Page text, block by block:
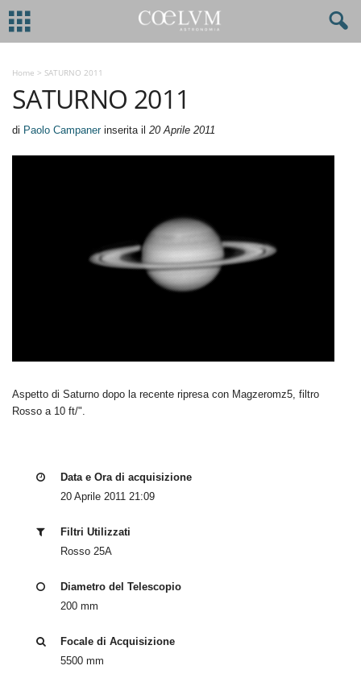
Home > SATURNO 2011
SATURNO 2011
di Paolo Campanerinserita il 20 Aprile 2011
Aspetto di Saturno dopo la recente ripresa con Magzeromz5, filtro
Rosso a 10 ft/".
Data e Ora di acquisizione
20 Aprile 2011 21:09
Filtri Utilizzati
Rosso 25A
Diametro del Telescopio
200 mm
Focale di Acquisizione
5500 mm